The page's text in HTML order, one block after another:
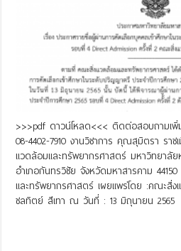
>>>pdf ดาวน์โหลด<<< ติดต่อสอบถามเพิ่
08-4402-7910 งานวิชาการ คุณสุมิตรา ร
แวดล้อมและทรัพยากรศาสตร์ มหาวิทยาลัย
อำเภอกันทรวิชัย จังหวัดมหาสารคาม
และทรัพยากรศาสตร์ เผยแพร่โดย :คณะสิ่
ชลทิตย์ สีเทา ณ วันที่ : 13 มิถุนายน 2565